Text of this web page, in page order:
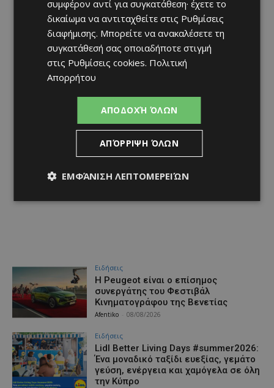
Ειδήσεις
Η Peugeot είναι ο επίσημος
συνεργάτης του Φεστιβάλ
Κινηματογράφου της Βενετίας
Afentiko 08/08/2026
Ειδήσεις
Lidl Better Living Days #summer2026:
Ένα μοναδικό ταξίδι ευεξίας, γεμάτο
γεύση, ενέργεια και χαμόγελα σε όλη
την Κύπρο
συμφέρον αντί για συγκατάθεση· έχετε το
δικαίωμα να αντιταχθείτε στις Ρυθμίσεις
διαφήμισης. Μπορείτε να ανακαλέσετε τη
συγκατάθεσή σας οποιαδήποτε στιγμή
στις Ρυθμίσεις cookies. Πολιτική
Απορρήτου
ΑΠΟΔΟΧΉ ΌΛΩΝ
ΑΠΌΡΡΙΨΗ ΌΛΩΝ
ΕΜΦΆΝΙΣΗ ΛΕΠΤΟΜΕΡΕΙΏΝ